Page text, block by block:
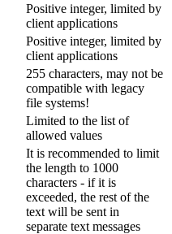
Positive integer, limited by
client applications
Positive integer, limited by
client applications
255 characters, may not be
compatible with legacy
file systems!
Limited to the list of
allowed values
It is recommended to limit
the length to 1000
characters - if it is
exceeded, the rest of the
text will be sent in
separate text messages